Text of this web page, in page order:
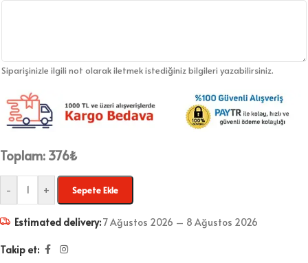
Siparişinizle ilgili not olarak iletmek istediğiniz bilgileri yazabilirsiniz.
Toplam: 376₺
- + Sepete Ekle
Estimated delivery:7 Ağustos 2026 – 8 Ağustos 2026
Takip et: